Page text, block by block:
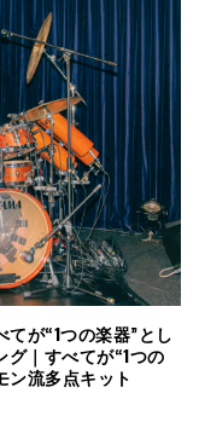
てが“1つの楽器”とし
｜すべてが“1つの
ン流多点キット